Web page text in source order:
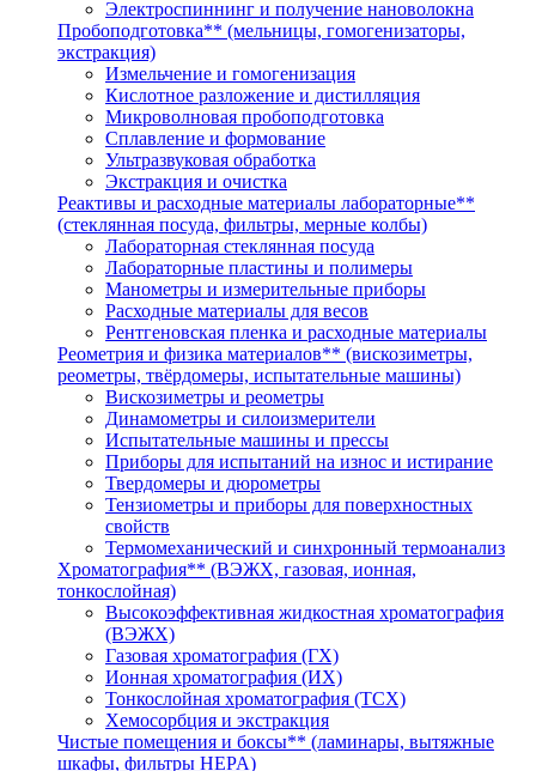
Электроспиннинг и получение нановолокна
Пробоподготовка** (мельницы, гомогенизаторы,
экстракция)
Измельчение и гомогенизация
Кислотное разложение и дистилляция
Микроволновая пробоподготовка
Сплавление и формование
Ультразвуковая обработка
Экстракция и очистка
Реактивы и расходные материалы лабораторные**
(стеклянная посуда, фильтры, мерные колбы)
Лабораторная стеклянная посуда
Лабораторные пластины и полимеры
Манометры и измерительные приборы
Расходные материалы для весов
Рентгеновская пленка и расходные материалы
Реометрия и физика материалов** (вискозиметры,
реометры, твёрдомеры, испытательные машины)
Вискозиметры и реометры
Динамометры и силоизмерители
Испытательные машины и прессы
Приборы для испытаний на износ и истирание
Твердомеры и дюрометры
Тензиометры и приборы для поверхностных
свойств
Термомеханический и синхронный термоанализ
Хроматография** (ВЭЖХ, газовая, ионная,
тонкослойная)
Высокоэффективная жидкостная хроматография
(ВЭЖХ)
Газовая хроматография (ГХ)
Ионная хроматография (ИХ)
Тонкослойная хроматография (ТСХ)
Хемосорбция и экстракция
Чистые помещения и боксы** (ламинары, вытяжные
шкафы, фильтры HEPA)